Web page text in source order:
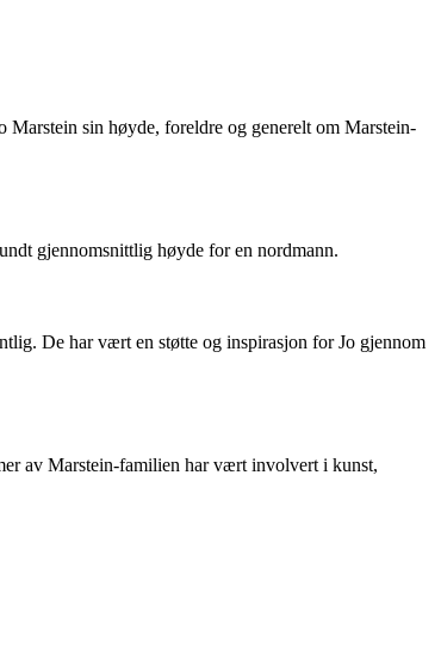
Marstein sin høyde, foreldre og generelt om Marstein-
gjennomsnittlig høyde for en nordmann.
De har vært en støtte og inspirasjon for Jo gjennom
av Marstein-familien har vært involvert i kunst,